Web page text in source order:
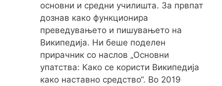
основни и средни училишта. За првпат
дознав како функционира
преведувањето и пишувањето на
Википедија. Ни беше поделен
прирачник со наслов „Основни
упатства: Како се користи Википедија
како наставно средство“. Во 2019